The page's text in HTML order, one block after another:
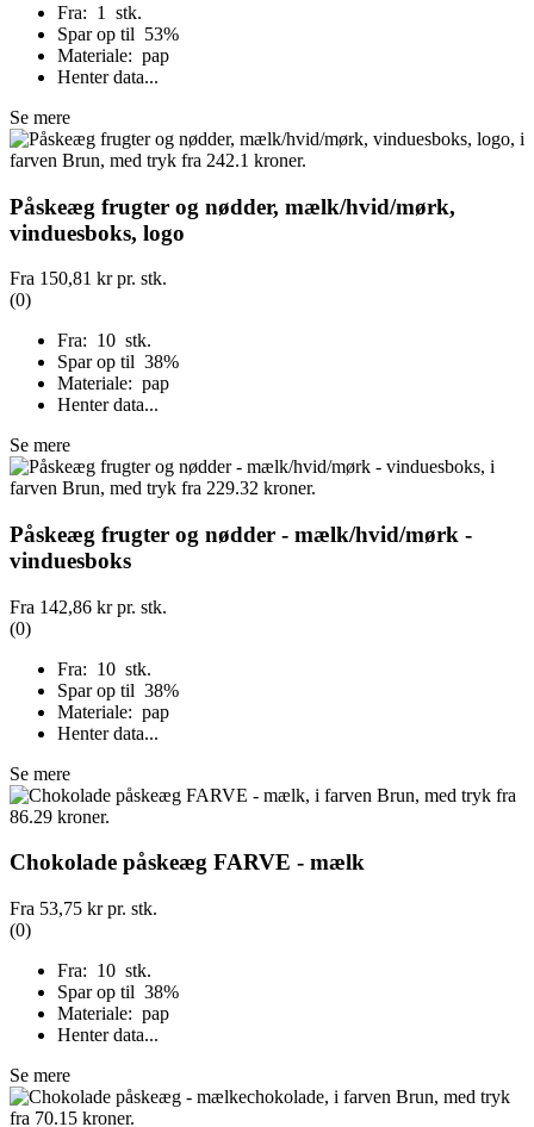
Fra: 1 stk.
Spar op til 53%
Materiale: pap
Henter data...
Se mere
Påskeæg frugter og nødder, mælk/hvid/mørk,
vinduesboks, logo
Fra 150,81 krpr. stk.
(0)
Fra: 10 stk.
Spar op til 38%
Materiale: pap
Henter data...
Se mere
Påskeæg frugter og nødder - mælk/hvid/mørk -
vinduesboks
Fra 142,86 krpr. stk.
(0)
Fra: 10 stk.
Spar op til 38%
Materiale: pap
Henter data...
Se mere
Chokolade påskeæg FARVE - mælk
Fra 53,75 krpr. stk.
(0)
Fra: 10 stk.
Spar op til 38%
Materiale: pap
Henter data...
Se mere